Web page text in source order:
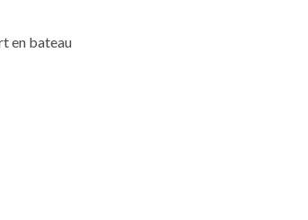
en bateau